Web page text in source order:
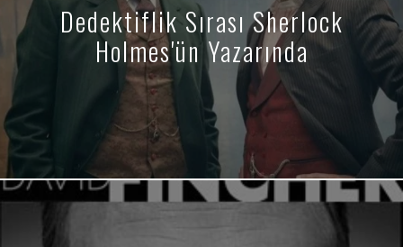
Dedektiflik Sırası Sherlock
Holmes'ün Yazarında